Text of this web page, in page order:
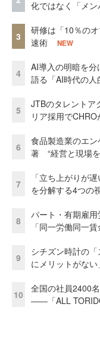
化ではなく「メン
3
研修は「10％の
速術
NEW
4
AI導入の明暗を
語る「AI時代の人
5
JTBのタレント
リア採用で
6
食品製造業のエ
著 “経営と現場を
7
「立ち上がりが
を分解する4つの
8
パート・有期雇
「同一労働同一
9
シチズン時計の
にメリットがな
10
全国の社員2400
――「ALL